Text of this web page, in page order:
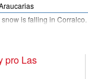
is falling in Corralco.
pro Las